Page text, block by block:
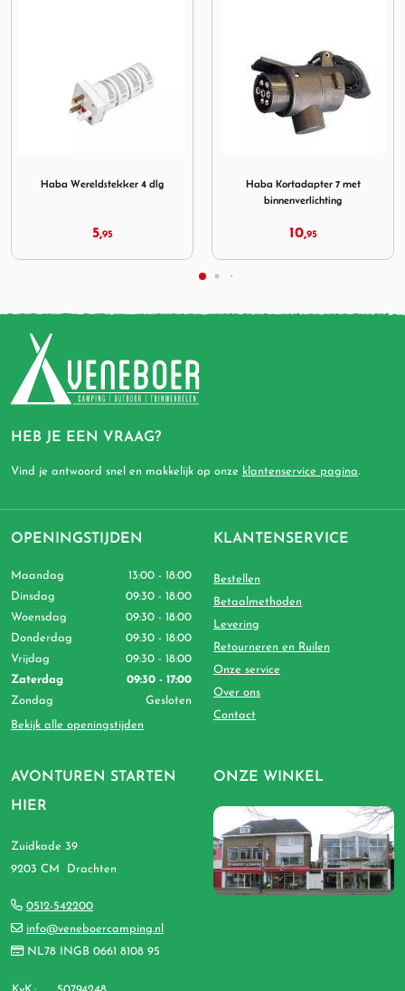
Haba Wereldstekker 4 dlg
5,95
Haba Kortadapter 7 met
binnenverlichting
10,95
HEB JE EEN VRAAG?
Vind je antwoord snel en makkelijk op onze klantenservice pagina.
AVONTUREN STARTEN
HIER
Zuidkade 39
9203 CM Drachten
0512-542200
info@veneboercamping.nl
NL78 INGB 0661 8108 95
OPENINGSTIJDEN
Maandag
13:00 - 18:00
Dinsdag
09:30 - 18:00
Woensdag
09:30 - 18:00
Donderdag
09:30 - 18:00
Vrijdag
09:30 - 18:00
Zaterdag
09:30 - 17:00
Zondag
Gesloten
Bekijk alle openingstijden
KLANTENSERVICE
Bestellen
Betaalmethoden
Levering
Retourneren en Ruilen
Onze service
Over ons
Contact
ONZE WINKEL